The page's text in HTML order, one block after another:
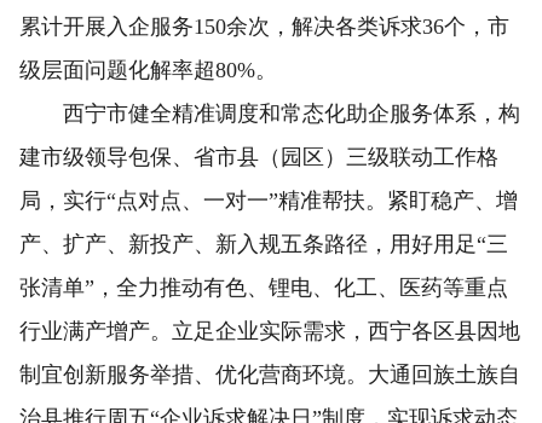
累计开展入企服务150余次，解决各类诉求36个，市
级层面问题化解率超80%。
西宁市健全精准调度和常态化助企服务体系，构
建市级领导包保、省市县（园区）三级联动工作格
局，实行“点对点、一对一”精准帮扶。紧盯稳产、增
产、扩产、新投产、新入规五条路径，用好用足“三
张清单”，全力推动有色、锂电、化工、医药等重点
行业满产增产。立足企业实际需求，西宁各区县因地
制宜创新服务举措、优化营商环境。大通回族土族自
治县推行周五“企业诉求解决日”制度，实现诉求动态